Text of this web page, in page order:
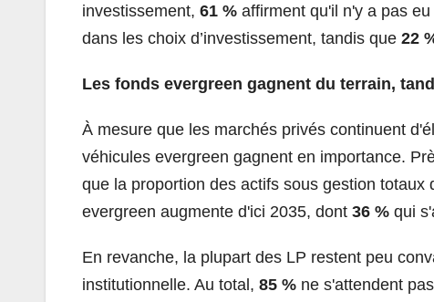
investissement, 61 % affirment qu'il n'y a pas
dans les choix d’investissement, tandis que 22
Les fonds evergreen gagnent du terrain,
À mesure que les marchés privés continuent
véhicules evergreen gagnent en importance.
que la proportion des actifs sous gestion
evergreen augmente d'ici 2035, dont 36 % qui
En revanche, la plupart des LP restent peu
institutionnelle. Au total, 85 % ne s'attendent